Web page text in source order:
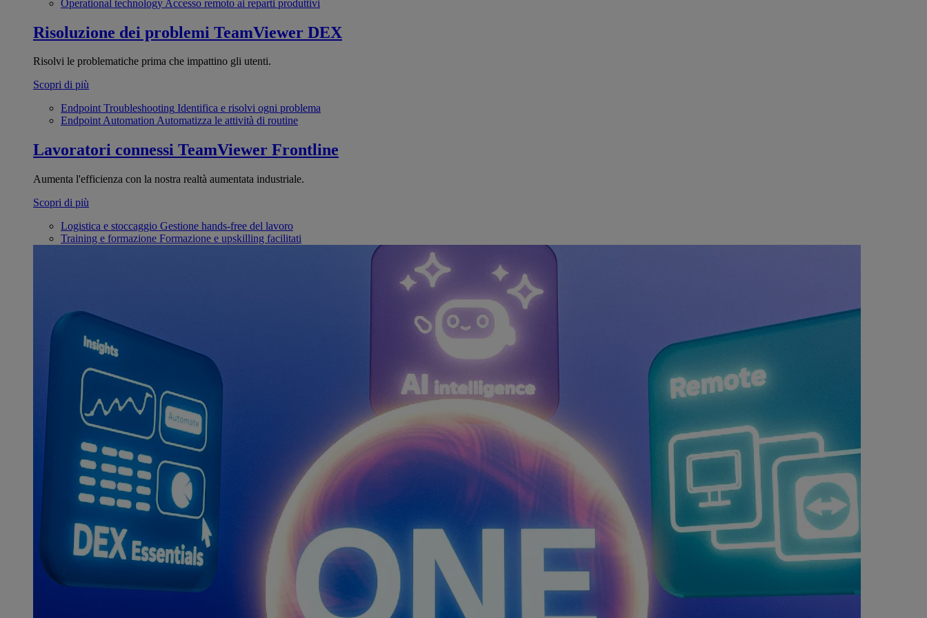
Operational technology Accesso remoto ai reparti produttivi
Risoluzione dei problemi TeamViewer DEX
Risolvi le problematiche prima che impattino gli utenti.
Scopri di più
Endpoint Troubleshooting Identifica e risolvi ogni problema
Endpoint AutomationAutomatizza le attività di routine
Lavoratori connessi TeamViewer Frontline
Aumenta l'efficienza con la nostra realtà aumentata industriale.
Scopri di più
Logistica e stoccaggio Gestione hands-free del lavoro
Training e formazione Formazione e upskilling facilitati